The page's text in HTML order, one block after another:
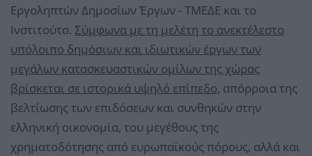
Εργοληπτών Δημοσίων Έργων - ΤΜΕΔΕ και το
Ινστιτούτο. Σύμφωνα με τη μελέτη το ανεκτέλεστο
υπόλοιπο δημόσιων και ιδιωτικών έργων των
μεγάλων κατασκευαστικών ομίλων της χώρας
βρίσκεται σε ιστορικά υψηλό επίπεδο, απόρροια της
βελτίωσης των επιδόσεων και συνθηκών στην
ελληνική οικονομία, του μεγέθους της
χρηματοδότησης από ευρωπαϊκούς πόρους, αλλά και